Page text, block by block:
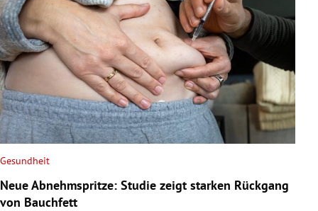
Gesundheit
Neue Abnehmspritze: Studie zeigt starken Rückgang
von Bauchfett